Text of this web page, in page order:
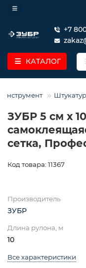
+7
КАТАЛОГ
ЗУБР 5 см х
сетка,
Код товара: 11367
Производитель
ЗУБР
Длина рулона, м
10
Все характеристики